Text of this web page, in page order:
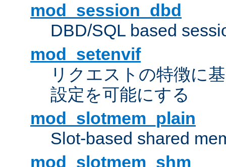
mod_session_dbd
DBD/SQL based
mod_setenvif
リクエストの特徴に
設定を可能にする
mod_slotmem_plain
Slot-based shared
mod_slotmem_shm